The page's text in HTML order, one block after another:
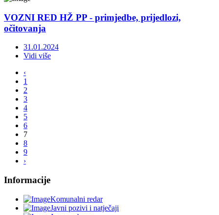
VOZNI RED HŽ PP - primjedbe, prijedlozi,
očitovanja
31.01.2024
Vidi više
‹
1
2
3
4
5
6
7
8
9
›
Informacije
Komunalni redar
Javni pozivi i natječaji